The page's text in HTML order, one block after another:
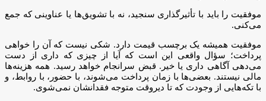
موفقیت را باید با تأثیرگذاری سنجید، نه با تشویق‌ها یا عناوینی که جمع
می‌کنی.
موفقیت همیشه یک برچسب قیمت دارد. شکی نیست که آن را خواهی
پرداخت؛ سؤال واقعی این است که آیا از چیزی که داری از دست
می‌دهی آگاهی داری یا خیر. قبض سرانجام خواهد رسید. همه هزینه‌ها
مالی نیستند. بعضی‌ها با زمان پرداخت می‌شوند، با حضور، با روابط، و
با تکه‌هایی از وجودت که تا دیروقت متوجه فقدانشان نمی‌شوی.